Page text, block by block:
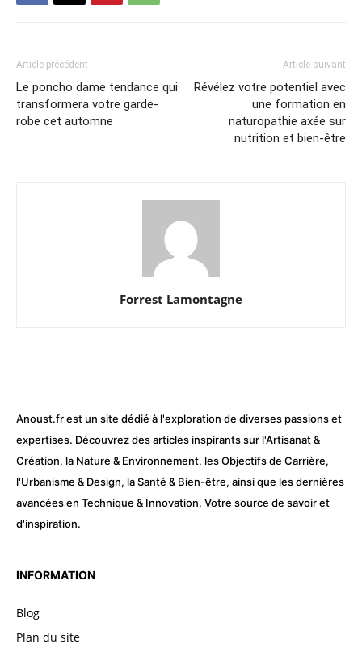
Article précédent
Le poncho dame tendance qui
transformera votre garde-
robe cet automne
Article suivant
Révélez votre potentiel avec
une formation en
naturopathie axée sur
nutrition et bien-être
Forrest Lamontagne
Anoust.fr est un site dédié à l'exploration de diverses passions et
expertises. Découvrez des articles inspirants sur l'Artisanat &
Création, la Nature & Environnement, les Objectifs de Carrière,
l'Urbanisme & Design, la Santé & Bien-être, ainsi que les dernières
avancées en Technique & Innovation. Votre source de savoir et
d'inspiration.
INFORMATION
Blog
Plan du site